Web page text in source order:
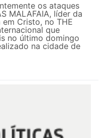
os ataques
MALAFAIA, líder da
Cristo, no THE
que
no último domingo
na cidade de